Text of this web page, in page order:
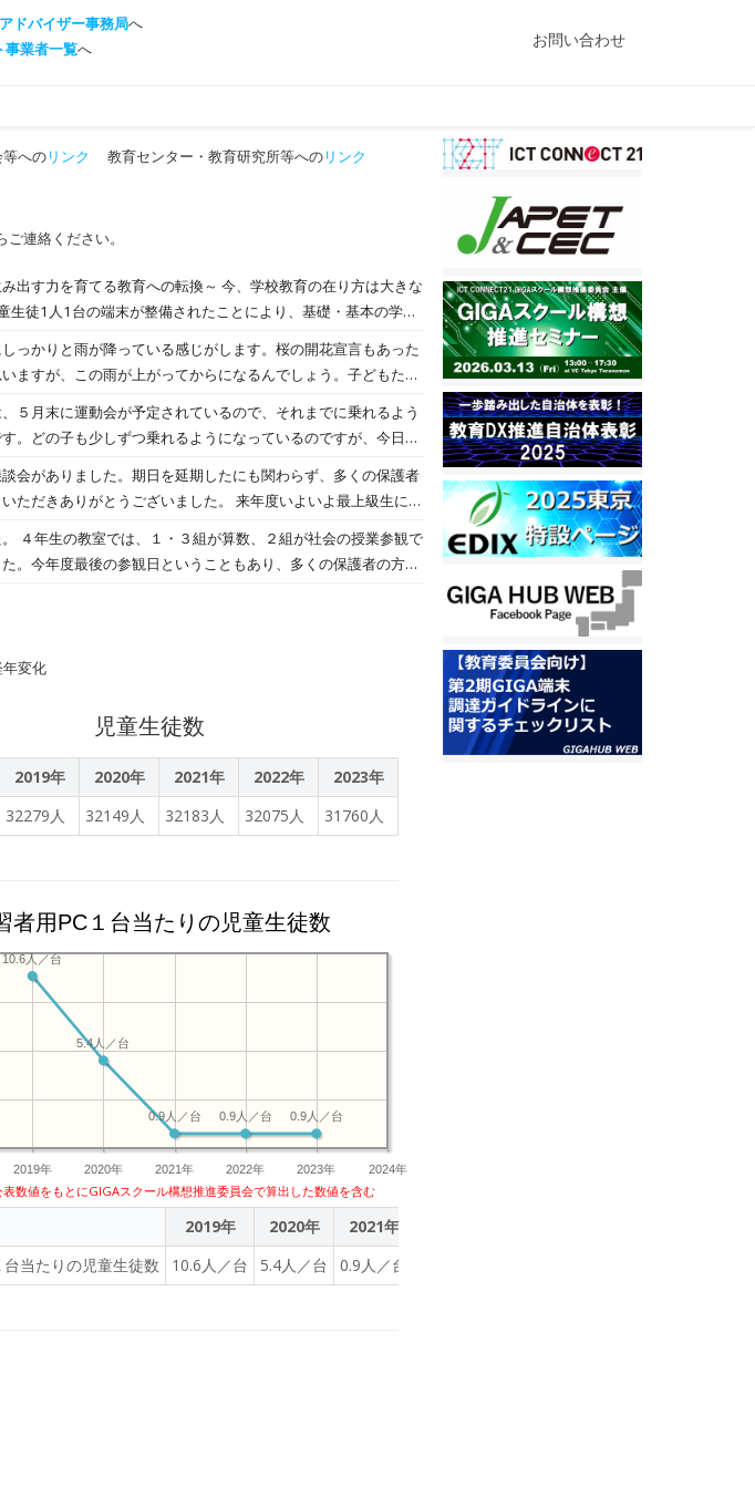
ドバイザー事務局へ
事業者一覧へ お問い合わせ
へのリンク 教育センター・教育研究所等へのリンク
ご連絡ください。
への転換～ 今、学校教育の在り方は大きな
徒1人1台の端末が整備されたことにより、基礎・基本の学力
ける『令和時代のみやざきの教育』に大きく舵を切ることが必
予測困難な時代を生き抜くことを見据え、子ども達が次代を切
けて、学びの「個別最適化」と「STEAM化」による子ども達の
構想：1人1台端末と、高速大容量の通信ネットワークを一体
め、多様な子ども達を誰一人取り残すことなく、公正に個別最
境を実現する。これまでの我が国の教育実践と最先端のICTのベ
大限に引き出す（文部科学省『GIGAスクール構想の実現
っかりと雨が降っている感じがします。桜の開花宣言もあった
ますが、この雨が上がってからになるんでしょう。子どもたち
りました。
５月末に運動会が予定されているので、それまでに乗れるよう
。どの子も少しずつ乗れるようになっているのですが、今日は
会がありました。期日を延期したにも関わらず、多くの保護者
ざいました。 来年度いよいよ最上級生にな
につなげてほしいです。
。今年度最後の参観日ということもあり、多くの保護者の方々
変化
児童生徒数
2019年 2020年 2021年 2022年
2023年
32279人 32149人 32183人 32075人 31760人
者用PC１台当たりの児童生徒数
2019年 2020年 2021年 2022年 2023年 2024年
0.9人／台
0.9人／台
0.9人／台
5.4人／台
10.6人／台
数値をもとにGIGAスクール構想推進委員会で算出した数値を含む
2019年 2020年 2021年
当たりの児童生徒数
10.6人／台 5.4人／台 0.9人／台